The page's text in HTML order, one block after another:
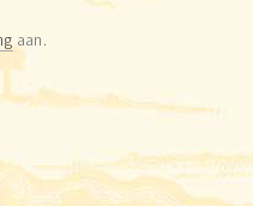
aan.